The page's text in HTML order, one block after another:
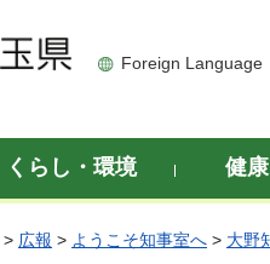
Foreign Language
くらし・環境 健
> 広報 > ようこそ知事室へ > 大野